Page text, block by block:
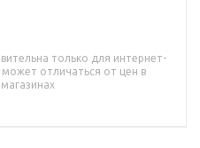
только для интернет-
может отличаться от цен в